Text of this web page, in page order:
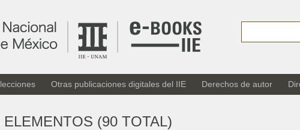
Otras publicaciones digitales del IIE Derechos de autor
(90 TOTAL)